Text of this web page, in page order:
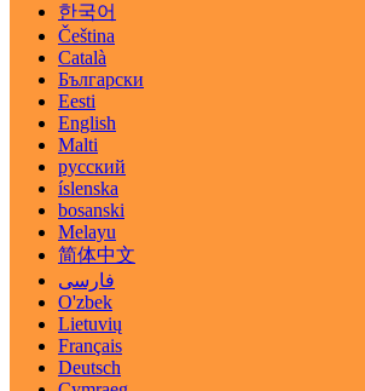
한국어
Čeština
Català
Български
Eesti
English
Malti
русский
íslenska
bosanski
Melayu
简体中文
فارسی
O'zbek
Lietuvių
Français
Deutsch